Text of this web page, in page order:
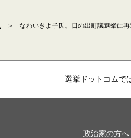
＞ なわいきよ子氏、日の出町議選挙に
選挙ドットコムで
政治家の方へ